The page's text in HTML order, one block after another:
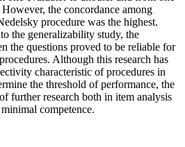
the concordance among
procedure was the highest.
the generalizability study, the
the questions proved to be reliable for
Although this research has
characteristic of procedures in
the threshold of performance, the
further research both in item analysis
competence.